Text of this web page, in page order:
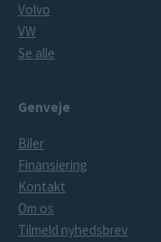
Volvo
VW
Se alle
Genveje
Biler
Finansiering
Kontakt
Om os
Tilmeld nyhedsbrev